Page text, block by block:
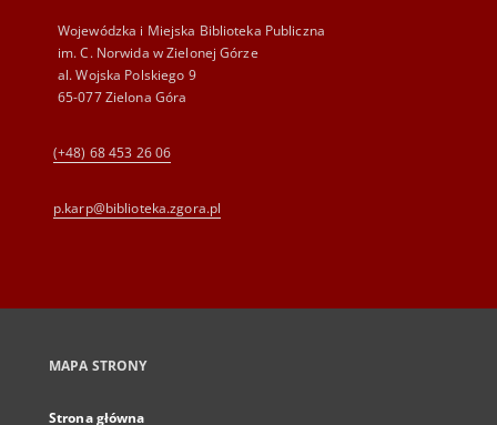
Wojewódzka i Miejska Biblioteka Publiczna
im. C. Norwida w Zielonej Górze
al. Wojska Polskiego 9
65-077 Zielona Góra
(+48) 68 453 26 06
p.karp@biblioteka.zgora.pl
MAPA STRONY
Strona główna